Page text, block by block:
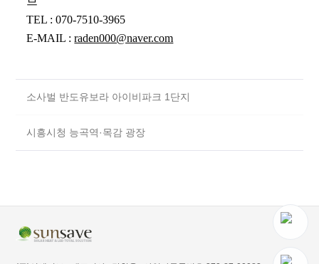
TEL : 070-7510-3965
E-MAIL :raden000@naver.com
소사벌 반도유보라 아이비파크 1단지
시흥시청 능곡역·목감 광장